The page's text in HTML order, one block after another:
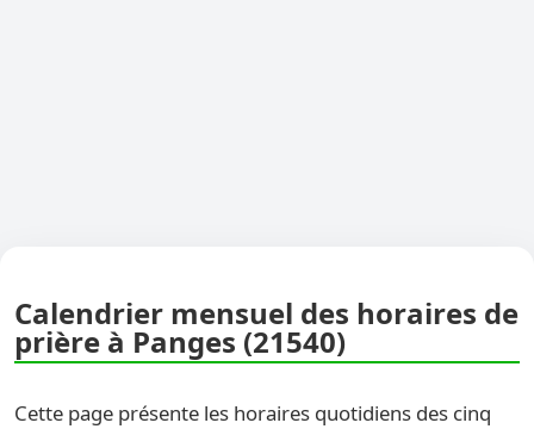
Calendrier mensuel des horaires de
prière à Panges (21540)
Cette page présente les horaires quotidiens des cinq